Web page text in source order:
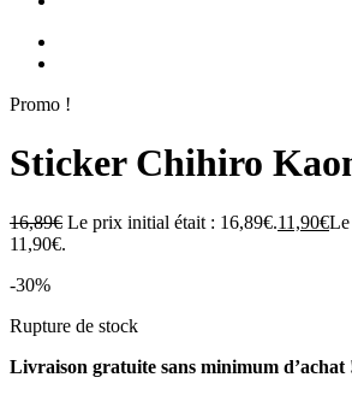
Promo !
Sticker Chihiro
16,89€ Le prix initial était : 16,89€.11,90€Le
11,90€.
-30%
Rupture de stock
Livraison gratuite sans minimum d’achat